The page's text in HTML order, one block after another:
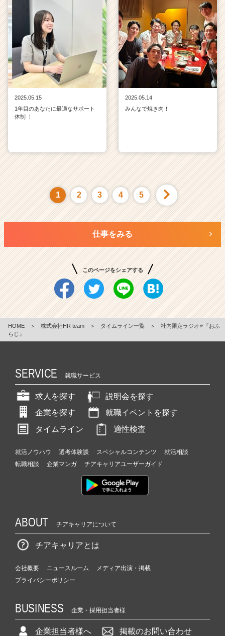
2025.05.15
1年目のあなたに最適なサポート
体制 ！
2025.05.14
みんなで焼き肉！
1 2 3 4 5
仕事をみる
このページをシェアする
HOME ＞ 株式会社HR team ＞ タイムライン一覧 ＞
社内限定ラジオ⭐️『おふ
らじ』
SERVICE 就職サービス
求人を探す
説明会を探す
企業を探す
就職イベントを探す
タイムライン
適性検査
就活ノウハウ 選考体験談 スペシャルコンテンツ
就活相談
転職相談
企業マンガ チアキャリアユーザーガイド
ABOUT チアキャリアについて
チアキャリアとは
会社概要 ニュースルーム
メディア出演・掲載
プライバシーポリシー
BUSINESS 企業・採用担当者様
企業担当者様へ 掲載のお問い合わせ